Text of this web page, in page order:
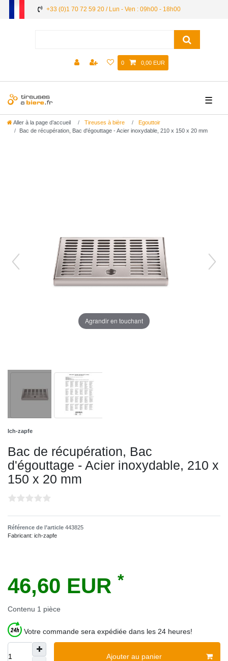
+33 (0)1 70 72 59 20 / Lun - Ven : 09h00 - 18h00
0 0,00 EUR
☰
Aller à la page d’accueil Tireuses à bière
Egouttoir
Bac de récupération, Bac d'égouttage - Acier inoxydable, 210 x 150 x 20 mm
Agrandir en touchant
Ich-zapfe
Bac de récupération, Bac
d'égouttage - Acier inoxydable, 210 x
150 x 20 mm
Référence de l’article 443825
Fabricant: ich-zapfe
46,60 EUR *
Contenu 1 pièce
Votre commande sera expédiée dans les 24 heures!
Ajouter au panier